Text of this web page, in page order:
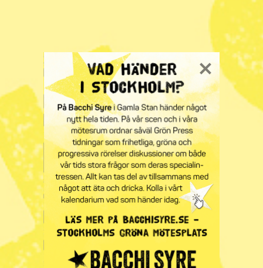
Radar· Nyheter
Miljonsatsning ska
stärka flickors och
kvinnors rättigheter
Publicerad 2026-02-12 2 min lästid